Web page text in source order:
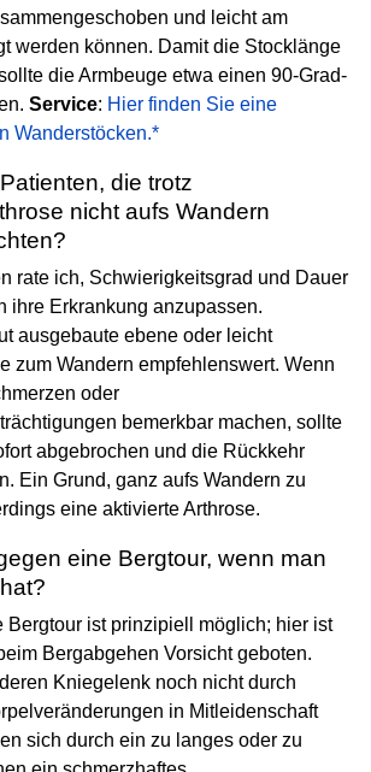
und leicht am
werden können. Damit die Stocklänge
die Armbeuge etwa einen 90-Grad-
Service: Hier finden Sie eine
Wanderstöcken.*
die trotz
nicht aufs Wandern
rate ich, Schwierigkeitsgrad und Dauer
ihre Erkrankung anzupassen.
ausgebaute ebene oder leicht
zum Wandern empfehlenswert. Wenn
oder
bemerkbar machen, sollte
abgebrochen und die Rückkehr
Ein Grund, ganz aufs Wandern zu
eine aktivierte Arthrose.
eine Bergtour, wenn man
Bergtour ist prinzipiell möglich; hier ist
Bergabgehen Vorsicht geboten.
Kniegelenk noch nicht durch
in Mitleidenschaft
sich durch ein zu langes oder zu